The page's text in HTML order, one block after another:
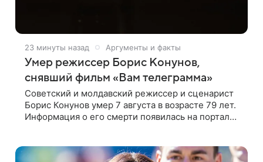
23 минуты назад Аргументы и факты
Умер режиссер Борис Конунов,
снявший фильм «Вам телеграмма»
Советский и молдавский режиссер и сценарист
Борис Конунов умер 7 августа в возрасте 79 лет.
Информация о его смерти появилась на портале